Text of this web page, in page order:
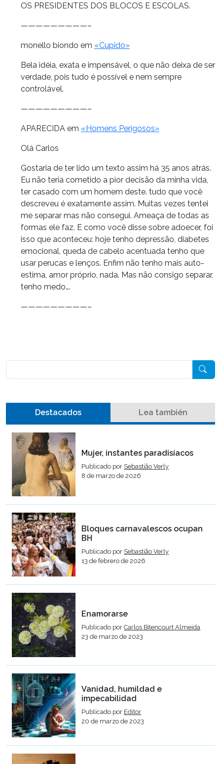
OS PRESIDENTES DOS BLOCOS E ESCOLAS.
—————————–
monello biondo em «Cupido»
Bela idéia, exata e impensável, o que não deixa de ser
verdade, pois tudo é possível e nem sempre
controlável.
—————————–
APARECIDA em «Homens Perigosos»
Olá Carlos
Gostaria de ter lido um texto assim há 35 anos atrás.
Eu não teria cometido a pior decisão da minha vida,
ter casado com um homem deste. tudo que você
descreveu é exatamente assim. Muitas vezes tentei
me separar mas não consegui. Ameaça de todas as
formas ele faz. E como você disse sobre adoecer, foi
isso que aconteceu: hoje tenho depressão, diabetes
emocional, queda de cabelo acentuada tenho que
usar perucas e lenços. Enfim não tenho mais auto-
estima, amor próprio, nada. Mas não consigo separar,
tenho medo….
—————————–
Destacados Lea también
Mujer, instantes paradisíacos
Publicado por Sebastião Verly
8 de marzo de 2026
Bloques carnavalescos ocupan
BH
Publicado por Sebastião Verly
13 de febrero de 2026
Enamorarse
Publicado porCarlos Bitencourt Almeida
23 de marzo de 2023
Vanidad, humildad e
impecabilidad
Publicado por Editor
20 de marzo de 2023